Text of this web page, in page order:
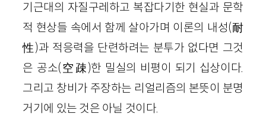
기근대의 자질구레하고 복잡다기한 현실과 문학
적 현상들 속에서 함께 살아가며 이론의 내성(耐
性)과 적응력을 단련하려는 분투가 없다면 그것
은 공소(空疎)한 밀실의 비평이 되기 십상이다.
그리고 창비가 주장하는 리얼리즘의 본뜻이 분명
거기에 있는 것은 아닐 것이다.